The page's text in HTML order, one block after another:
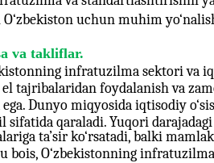
uchun muhim
va takliflar.
infratuzilma sektori va
tajribalaridan foydalanish va
Dunyo miqyosida iqtisodiy
sifatida qaraladi. Yuqori
ta’sir ko‘rsatadi, balki
bois, O‘zbekistonning